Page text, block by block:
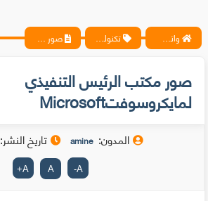
واتس آب ، فيسبوك ، أنترنت ، شروحات تقنية حصرية - المحترف تكنولوجيا صور مكتب الرئيس التنفيذي لمايكروسوفتMicrosoft
صور مكتب الرئيس التنفيذي
لمايكروسوفتMicrosoft
المدون: amine تاريخ النشر:
A
-
A
A
+